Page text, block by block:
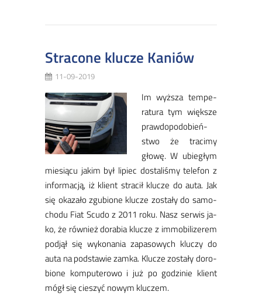
Stracone klucze Kaniów
11-09-2019
Im wyż­sza tem­pe­
ra­tu­ra tym więk­sze
praw­do­po­do­bień­
stwo że tra­ci­my
gło­wę. W ubie­głym
mie­sią­cu ja­kim był li­piec do­sta­li­śmy te­le­fon z
in­for­ma­cją, iż klient stra­cił klu­cze do au­ta. Jak
się oka­za­ło zgu­bio­ne klu­cze zo­sta­ły do sa­mo­
cho­du Fiat Scu­do z 2011 ro­ku. Nasz ser­wis ja­
ko, że rów­nież do­ra­bia klu­cze z im­mo­bi­li­ze­rem
pod­jął się wy­ko­na­nia za­pa­so­wych klu­czy do
au­ta na pod­sta­wie zam­ka. Klu­cze zo­sta­ły do­ro­
bio­ne kom­pu­te­ro­wo i już po go­dzi­nie klient
mógł się cie­szyć no­wym klu­czem.